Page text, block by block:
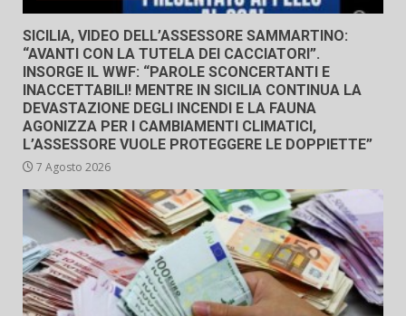
SICILIA, VIDEO DELL’ASSESSORE SAMMARTINO:
“AVANTI CON LA TUTELA DEI CACCIATORI”.
INSORGE IL WWF: “PAROLE SCONCERTANTI E
INACCETTABILI! MENTRE IN SICILIA CONTINUA LA
DEVASTAZIONE DEGLI INCENDI E LA FAUNA
AGONIZZA PER I CAMBIAMENTI CLIMATICI,
L’ASSESSORE VUOLE PROTEGGERE LE DOPPIETTE”
7 Agosto 2026